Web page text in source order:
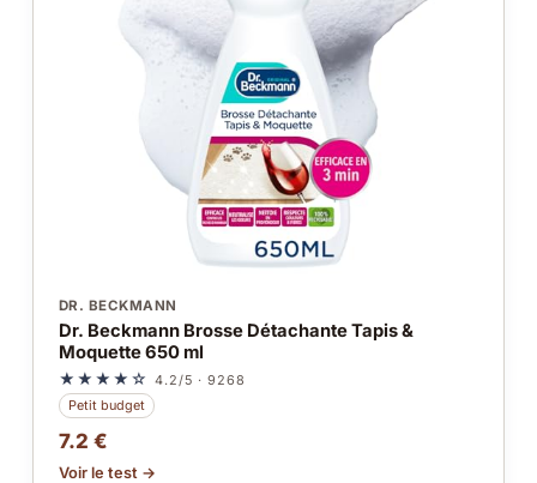
DR. BECKMANN
Dr. Beckmann Brosse Détachante Tapis &
Moquette 650 ml
★★★★☆ 4.2/5 · 9268
Petit budget
7.2 €
Voir le test →